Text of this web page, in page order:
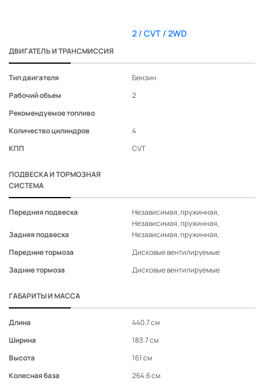
ДВИГАТЕЛЬ И ТРАНСМИССИЯ
Тип двигателя
Рабочий объем
Рекомендуемое топливо
Количество цилиндров
КПП
ПОДВЕСКА И ТОРМОЗНАЯ
СИСТЕМА
Передняя подвеска
Задняя подвеска
Передние тормоза
Задние тормоза
ГАБАРИТЫ И МАССА
Длина
Ширина
Высота
Колесная база
2 / CVT / 2WD
Бензин
2
4
CVT
Независимая, пружинная,
Независимая, пружинная,
Независимая, пружинная,
Дисковые вентилируемые
Дисковые вентилируемые
440.7 см
183.7 см
161 см
264.6 см